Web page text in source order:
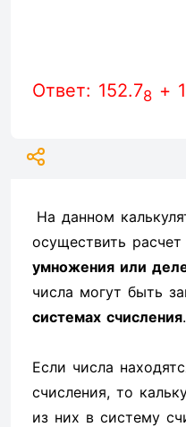
Ответ: 152.78 +
На данном
осуществить расчет
умножения или
числа могут быть
системах счисления.
Если числа
счисления, то
из них в систему